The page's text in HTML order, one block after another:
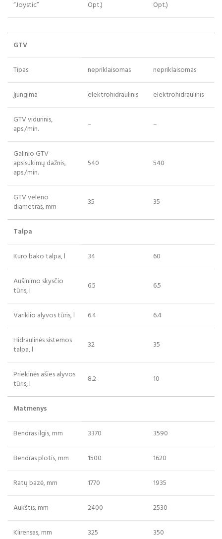
“Joystic”
Opt.)
Opt.)
GTV
Tipas nepriklaisomas nepriklaisomas
Įjungima elektrohidraulinis elektrohidraulinis
GTV vidurinis,
aps./min.
– –
Galinio GTV
apsisukimų dažnis,
aps./min.
540 540
GTV veleno
diametras, mm 35 35
Talpa
Kuro bako talpa, l 34 60
Aušinimo skysčio
tūris, l
6.5 6.5
Variklio alyvos tūris, l 6.4 6.4
Hidraulinės sistemos
talpa, l
32 35
Priekinės ašies alyvos
tūris, l
8.2 10
Matmenys
Bendras ilgis, mm 3370 3590
Bendras plotis, mm 1500 1620
Ratų bazė, mm 1770 1935
Aukštis, mm 2400 2530
Klirensas, mm 325 350